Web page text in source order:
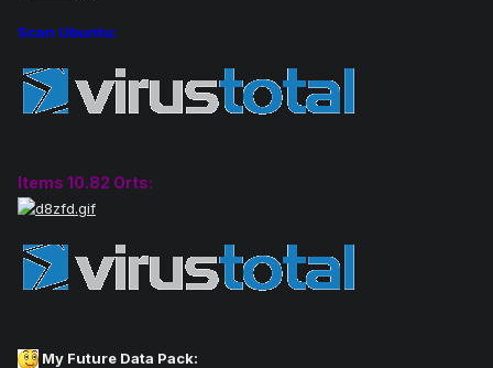
Scan Ubuntu:
Items 10.82 Orts:
My Future Data Pack: